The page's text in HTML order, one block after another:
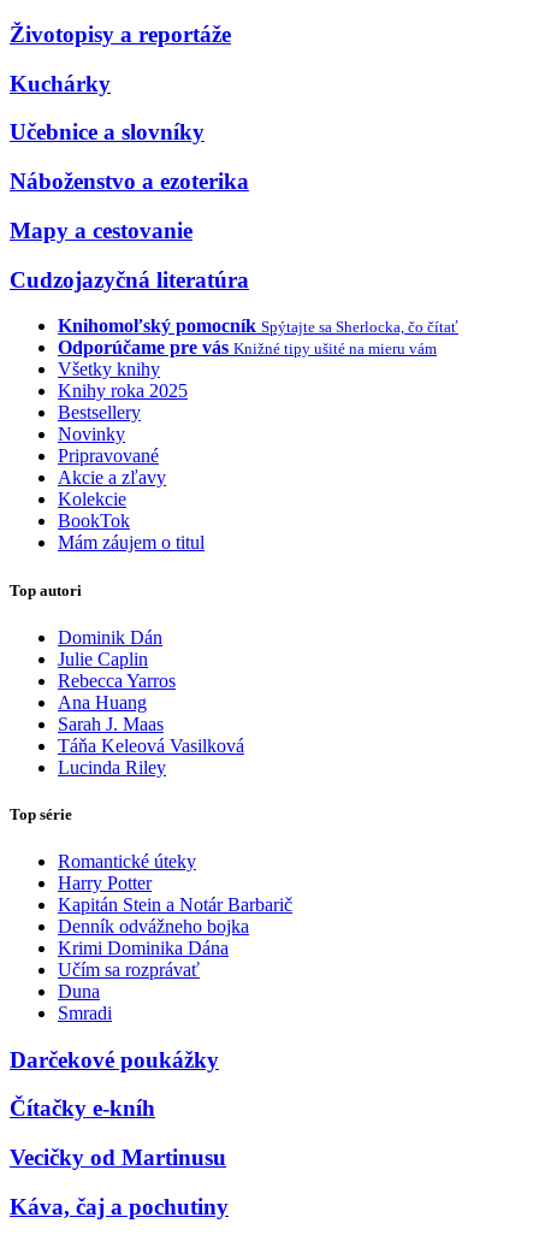
Životopisy a reportáže
Kuchárky
Učebnice a slovníky
Náboženstvo a ezoterika
Mapy a cestovanie
Cudzojazyčná literatúra
Knihomoľský pomocník Spýtajte sa Sherlocka, čo čítať
Odporúčame pre vás Knižné tipy ušité na mieru vám
Všetky knihy
Knihy roka 2025
Bestsellery
Novinky
Pripravované
Akcie a zľavy
Kolekcie
BookTok
Mám záujem o titul
Top autori
Dominik Dán
Julie Caplin
Rebecca Yarros
Ana Huang
Sarah J. Maas
Táňa Keleová Vasilková
Lucinda Riley
Top série
Romantické úteky
Harry Potter
Kapitán Stein a Notár Barbarič
Denník odvážneho bojka
Krimi Dominika Dána
Učím sa rozprávať
Duna
Smradi
Darčekové poukážky
Čítačky e-kníh
Vecičky od Martinusu
Káva, čaj a pochutiny